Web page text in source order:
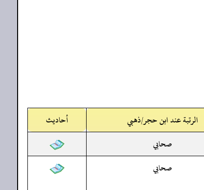
الرتبة عند ابن حجر/ذهبي
أحاديث
صحابي
صحابي